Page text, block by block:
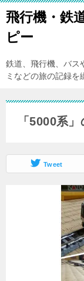
飛行機・鉄
ピー
鉄道、飛行機、バス
ミなどの旅の記録
「5000系
Tweet